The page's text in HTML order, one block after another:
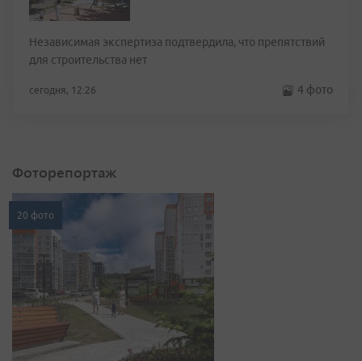
Независимая экспертиза подтвердила, что препятствий
для строительства нет
сегодня, 12:26 4 фото
Фоторепортаж
20 фото